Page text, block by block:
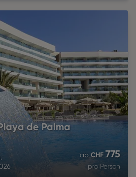
de Palma
,
ab CHF 775
pro Person